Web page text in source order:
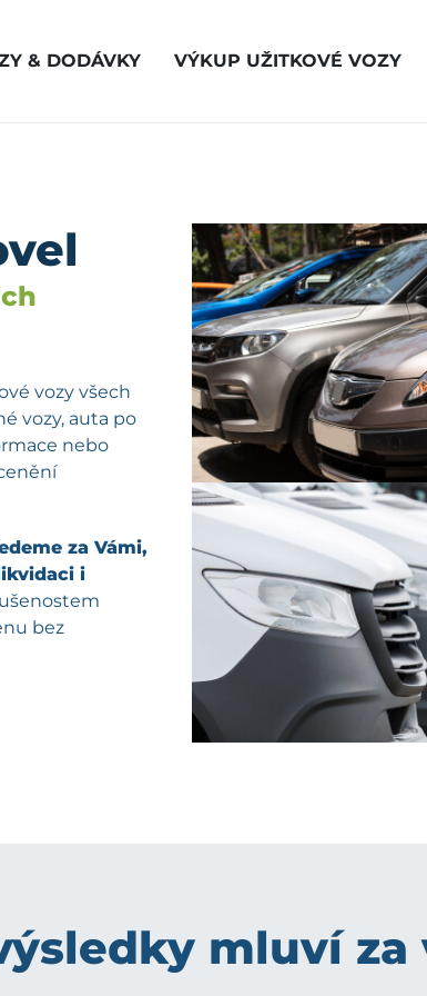
& DODÁVKY VÝKUP UŽITKOVÉ VOZY
vozy všech
vozy, auta po
nebo
za Vámi,
i
bez
mluví za